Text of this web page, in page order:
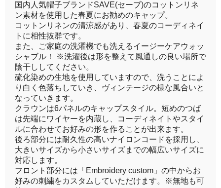
国内人気帽子ブランドSAVE(セーブ)のコットンリネ
ン素材を使用した春夏にお勧めのキャップ。
コットンリネンの清涼感があり、春夏のコーディネイ
トに相性抜群です。
また、ご家庭の洗濯機でも洗えるイージーケアウォッ
シャブル！ ※洗濯後は形を整えて風通しの良い場所で
陰干ししてください。
硫化染めの生地を使用していますので、洗うことによ
り白く色落ちしていき、ヴィンテージの様な風合いと
なっていきます。
クラウンは6パネルのキャップスタイル。短めのつば
は先端にワイヤーを内蔵し、コーディネイトやスタイ
ルに合わせてお好みの形を作ることが出来ます。
後ろ部分には耐久性の高いナイロンコードを採用し、
大きいサイズから小さいサイズまでの幅広いサイズに
対応します。
フロント部分には「Embroidery custom」の中からお
好みの刺繍をカスタムしていただけます。※無地も可